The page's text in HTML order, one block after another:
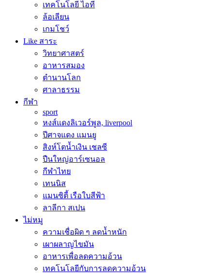
เทคโนโลยี ไอที
ล้อเลียน
เกมโชว์
Like สาระ
วิทยาศาสตร์
อาหารสมอง
ตำนานโลก
ศาลาธรรม
กีฬา
sport
หงส์แดงลิเวอร์พูล, liverpool
ปีศาจแดง แมนยู
สิงห์โตน้ำเงิน เชลซี
ปืนใหญ่อาร์เซนอล
กีฬาไทย
เทนนิส
แมนซิตี้ เรือใบสีฟ้า
ลาลีกา สเปน
ไม่หมู
ความเชื่อผิด ๆ ลดน้ำหนัก
เผาผลาญไขมัน
อาหารเพื่อลดความอ้วน
เทคโนโลยีกับการลดความอ้วน